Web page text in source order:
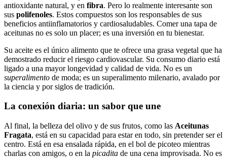
antioxidante natural, y en fibra. Pero lo realmente interesante son
sus polifenoles. Estos compuestos son los responsables de sus
beneficios antiinflamatorios y cardiosaludables. Comer una tapa de
aceitunas no es solo un placer; es una inversión en tu bienestar.
Su aceite es el único alimento que te ofrece una grasa vegetal que ha
demostrado reducir el riesgo cardiovascular. Su consumo diario está
ligado a una mayor longevidad y calidad de vida. No es un
superalimento de moda; es un superalimento milenario, avalado por
la ciencia y por siglos de tradición.
La conexión diaria: un sabor que une
Al final, la belleza del olivo y de sus frutos, como las Aceitunas
Fragata, está en su capacidad para estar en todo, sin pretender ser el
centro. Está en esa ensalada rápida, en el bol de picoteo mientras
charlas con amigos, o en la picadita de una cena improvisada. No es